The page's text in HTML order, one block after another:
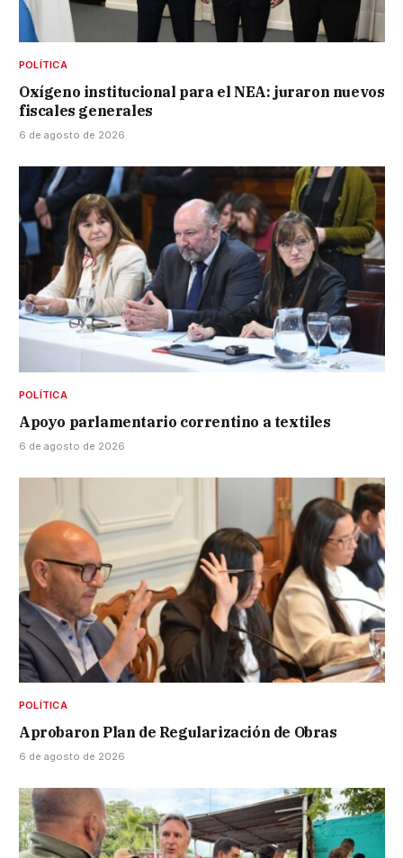
POLÍTICA
Oxígeno institucional para el NEA: juraron nuevos
fiscales generales
6 de agosto de 2026
POLÍTICA
Apoyo parlamentario correntino a textiles
6 de agosto de 2026
POLÍTICA
Aprobaron Plan de Regularización de Obras
6 de agosto de 2026